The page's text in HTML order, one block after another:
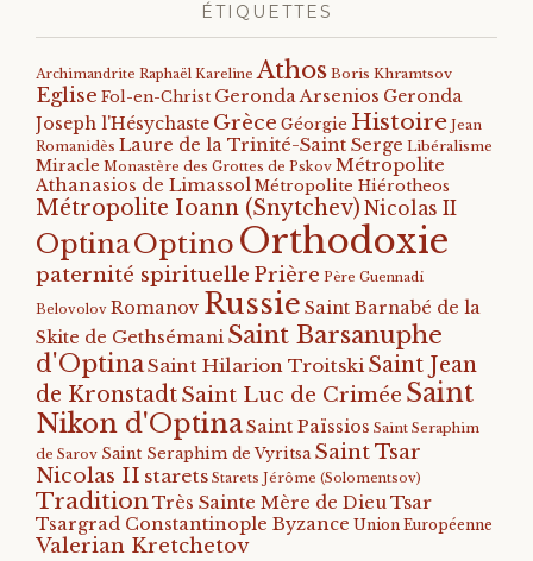
ÉTIQUETTES
Archimandrite Raphaël Kareline Athos Boris Khramtsov
Eglise Fol-en-Christ Geronda Arsenios Geronda
Joseph l'Hésychaste Grèce Géorgie Histoire Jean
Romanidès Laure de la Trinité-Saint Serge Libéralisme
Miracle Monastère des Grottes de Pskov Métropolite
Athanasios de Limassol Métropolite Hiérotheos
Métropolite Ioann (Snytchev) Nicolas II
OptinaOptino Orthodoxie
paternité spirituelle Prière Père Guennadi
Belovolov Romanov Russie Saint Barnabé de la
Skite de Gethsémani Saint Barsanuphe
d'OptinaSaint Hilarion Troitski Saint Jean
de KronstadtSaint Luc de Crimée Saint
Nikon d'OptinaSaint Païssios Saint Seraphim
de Sarov Saint Seraphim de Vyritsa Saint Tsar
Nicolas II starets Starets Jérôme (Solomentsov)
TraditionTrès Sainte Mère de DieuTsar
Tsargrad Constantinople Byzance Union Européenne
Valerian Kretchetov